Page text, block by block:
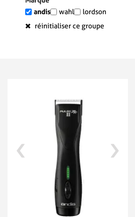
andis
wahl
lordson
réinitialiser ce groupe